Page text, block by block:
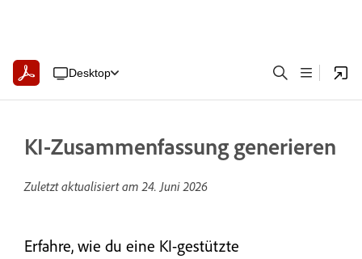
Desktop
KI-Zusammenfassung generieren
Zuletzt aktualisiert am24. Juni 2026
Erfahre, wie du eine KI-gestützte